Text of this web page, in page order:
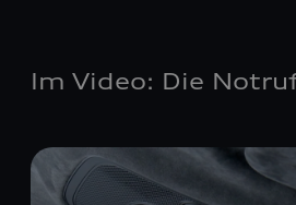
Im Video: Die